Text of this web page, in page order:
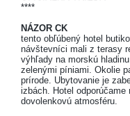
****
NÁZOR CK
tento obľúbený hotel
návštevníci mali z terasy
výhľady na morskú
zelenými píniami. Okolie
prírode. Ubytovanie je
izbách. Hotel
dovolenkovú atmosféru.